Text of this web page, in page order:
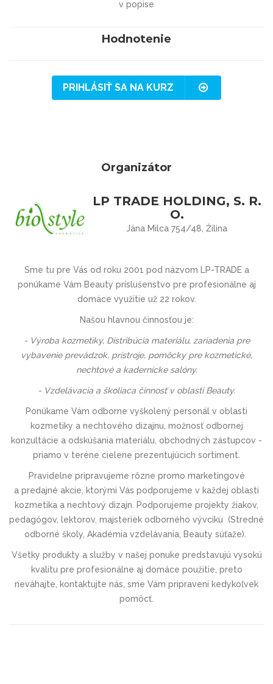
v popise
Hodnotenie
PRIHLÁSIŤ SA NA KURZ
Organizátor
LP TRADE HOLDING, S. R.
O.
Jána Milca 754/48, Žilina
Sme tu pre Vás od roku 2001 pod názvom LP-TRADEa
ponúkame Vám Beauty príslušenstvo pre profesionálne aj
domáce využitie už 22 rokov.
Našou hlavnou činnosťou je:
- Výroba kozmetiky, Distribúcia materiálu, zariadenia pre
vybavenie prevádzok, prístroje, pomôcky pre kozmetické,
nechtové a kadernícke salóny.
- Vzdelávacia a školiaca činnosť v oblasti Beauty.
Ponúkame Vám odborne vyškolený personál v oblasti
kozmetiky a nechtového dizajnu, možnosť odbornej
konzultácie a odskúšania materiálu, obchodných zástupcov -
priamo v teréne cielene prezentujúcich sortiment.
Pravidelne pripravujeme rôzne promo marketingové
a predajné akcie, ktorými Vás podporujeme v každej oblasti
kozmetika a nechtový dizajn. Podporujeme projekty žiakov,
pedagógov, lektorov, majsteriek odborného vývciku (Stredné
odborné školy, Akadémia vzdelávania, Beauty súťaže).
Všetky produkty a služby v našej ponuke predstavujú vysokú
kvalitu pre profesionálne aj domáce použitie, preto
neváhajte, kontaktujte nás, sme Vám pripravení kedykoľvek
pomôcť.